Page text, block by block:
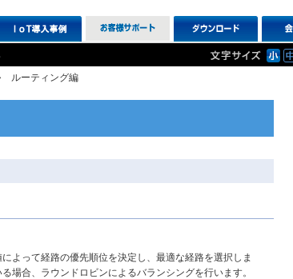
ルーティング編
よって経路の優先順位を決定し、最適な経路を選択しま
場合、ラウンドロビンによるバランシングを行います。